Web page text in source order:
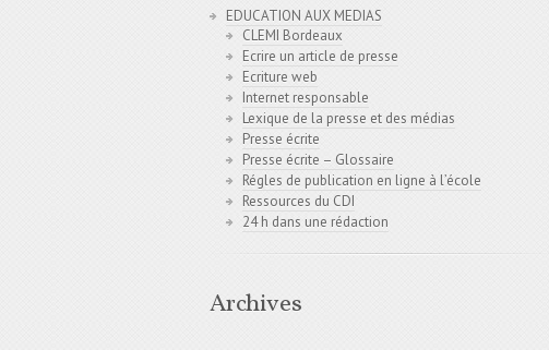
EDUCATION AUX MEDIAS
CLEMI Bordeaux
Ecrire un article de presse
Ecriture web
Internet responsable
Lexique de la presse et des médias
Presse écrite
Presse écrite – Glossaire
Régles de publication en ligne à l’école
Ressources du CDI
24 h dans une rédaction
Archives